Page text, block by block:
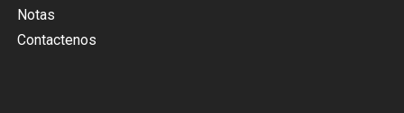
Notas
Contactenos